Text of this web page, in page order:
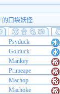
的口袋妖怪
Psyduck
Golduck
Mankey
Primeape
Machop
Machoke